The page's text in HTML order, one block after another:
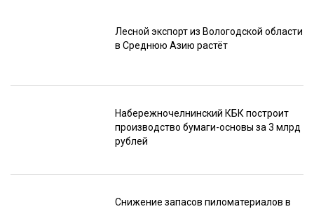
Лесной экспорт из Вологодской области
в Среднюю Азию растёт
Набережночелнинский КБК построит
производство бумаги-основы за 3 млрд
рублей
Снижение запасов пиломатериалов в